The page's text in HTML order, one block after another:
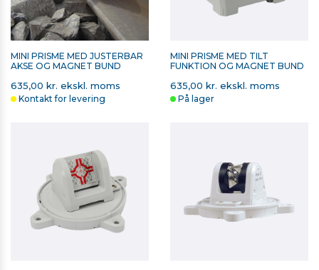
MINI PRISME MED JUSTERBAR
AKSE OG MAGNET BUND
635,00 kr. ekskl. moms
Kontakt for levering
MINI PRISME MED TILT
FUNKTION OG MAGNET BUND
635,00 kr. ekskl. moms
På lager